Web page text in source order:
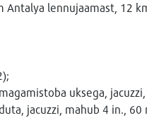
Antalya lennujaamast, 12
uksega,
jacuzzi, mahub 4 in., 60